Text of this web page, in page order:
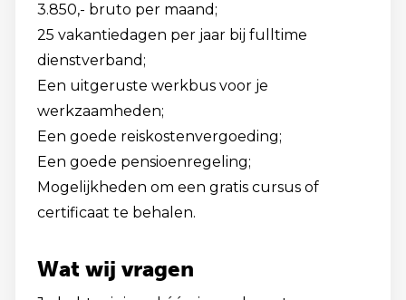
3.850,- bruto per maand;
25 vakantiedagen per jaar bij fulltime
dienstverband;
Een uitgeruste werkbus voor je
werkzaamheden;
Een goede reiskostenvergoeding;
Een goede pensioenregeling;
Mogelijkheden om een gratis cursus of
certificaat te behalen.
Wat wij vragen